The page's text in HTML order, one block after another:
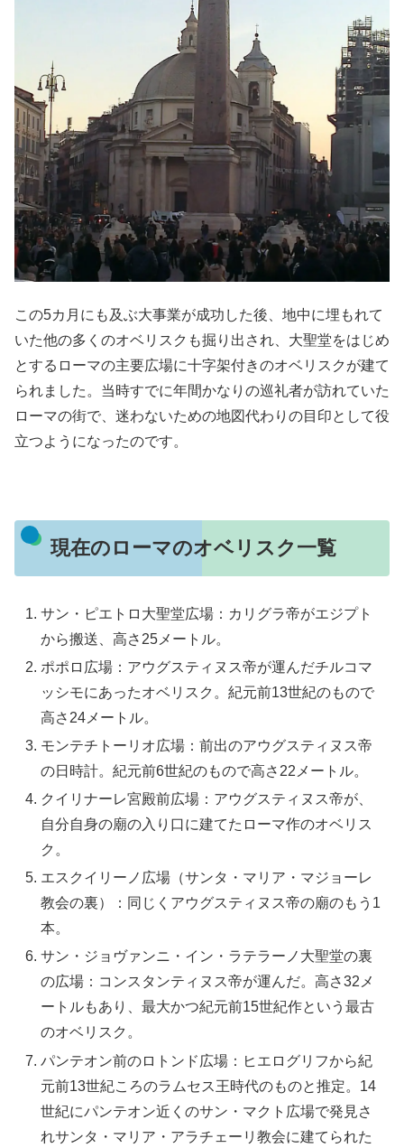
この5カ月にも及ぶ大事業が成功した後、地中に埋もれて
いた他の多くのオベリスクも掘り出され、大聖堂をはじめ
とするローマの主要広場に十字架付きのオベリスクが建て
られました。当時すでに年間かなりの巡礼者が訪れていた
ローマの街で、迷わないための地図代わりの目印として役
立つようになったのです。
現在のローマのオベリスク一覧
サン・ピエトロ大聖堂広場：カリグラ帝がエジプト
から搬送、高さ25メートル。
ポポロ広場：アウグスティヌス帝が運んだチルコマ
ッシモにあったオベリスク。紀元前13世紀のもので
高さ24メートル。
モンテチトーリオ広場：前出のアウグスティヌス帝
の日時計。紀元前6世紀のもので高さ22メートル。
クイリナーレ宮殿前広場：アウグスティヌス帝が、
自分自身の廟の入り口に建てたローマ作のオベリス
ク。
エスクイリーノ広場（サンタ・マリア・マジョーレ
教会の裏）：同じくアウグスティヌス帝の廟のもう1
本。
サン・ジョヴァンニ・イン・ラテラーノ大聖堂の裏
の広場：コンスタンティヌス帝が運んだ。高さ32メ
ートルもあり、最大かつ紀元前15世紀作という最古
のオベリスク。
パンテオン前のロトンド広場：ヒエログリフから紀
元前13世紀ころのラムセス王時代のものと推定。14
世紀にパンテオン近くのサン・マクト広場で発見さ
れサンタ・マリア・アラチェーリ教会に建てられた